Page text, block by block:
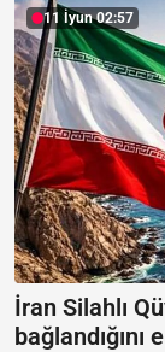
11 İyun 02:57
İran Silahlı
bağlandığını